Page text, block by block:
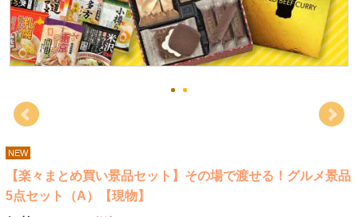
NEW
【楽々まとめ買い景品セット】その場で渡せる！グルメ景品
5点セット（A）【現物】